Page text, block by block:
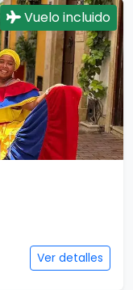
Vuelo incluido
Ver detalles